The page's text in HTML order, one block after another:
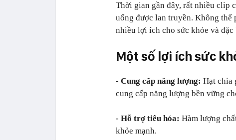
Thời gian gần đây, rất nhiều clip
uống được lan truyền. Không thể
nhiều lợi ích cho sức khỏe và
Một số lợi ích sức
- Cung cấp năng lượng: Hạt chia
cung cấp năng lượng bền vững
- Hỗ trợ tiêu hóa: Hàm lượng
khỏe mạnh.